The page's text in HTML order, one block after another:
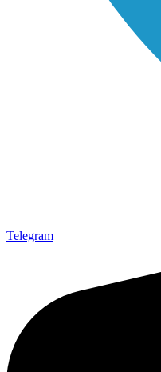
Telegram